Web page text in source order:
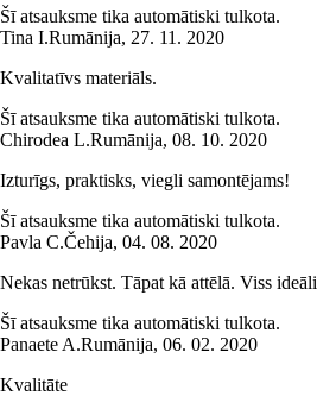
Šī atsauksme tika automātiski tulkota.
Tina I.Rumānija, 27. 11. 2020
Kvalitatīvs materiāls.
Šī atsauksme tika automātiski tulkota.
Chirodea L.Rumānija, 08. 10. 2020
Izturīgs, praktisks, viegli samontējams!
Šī atsauksme tika automātiski tulkota.
Pavla C.Čehija, 04. 08. 2020
Nekas netrūkst. Tāpat kā attēlā. Viss ideāli
Šī atsauksme tika automātiski tulkota.
Panaete A.Rumānija, 06. 02. 2020
Kvalitāte